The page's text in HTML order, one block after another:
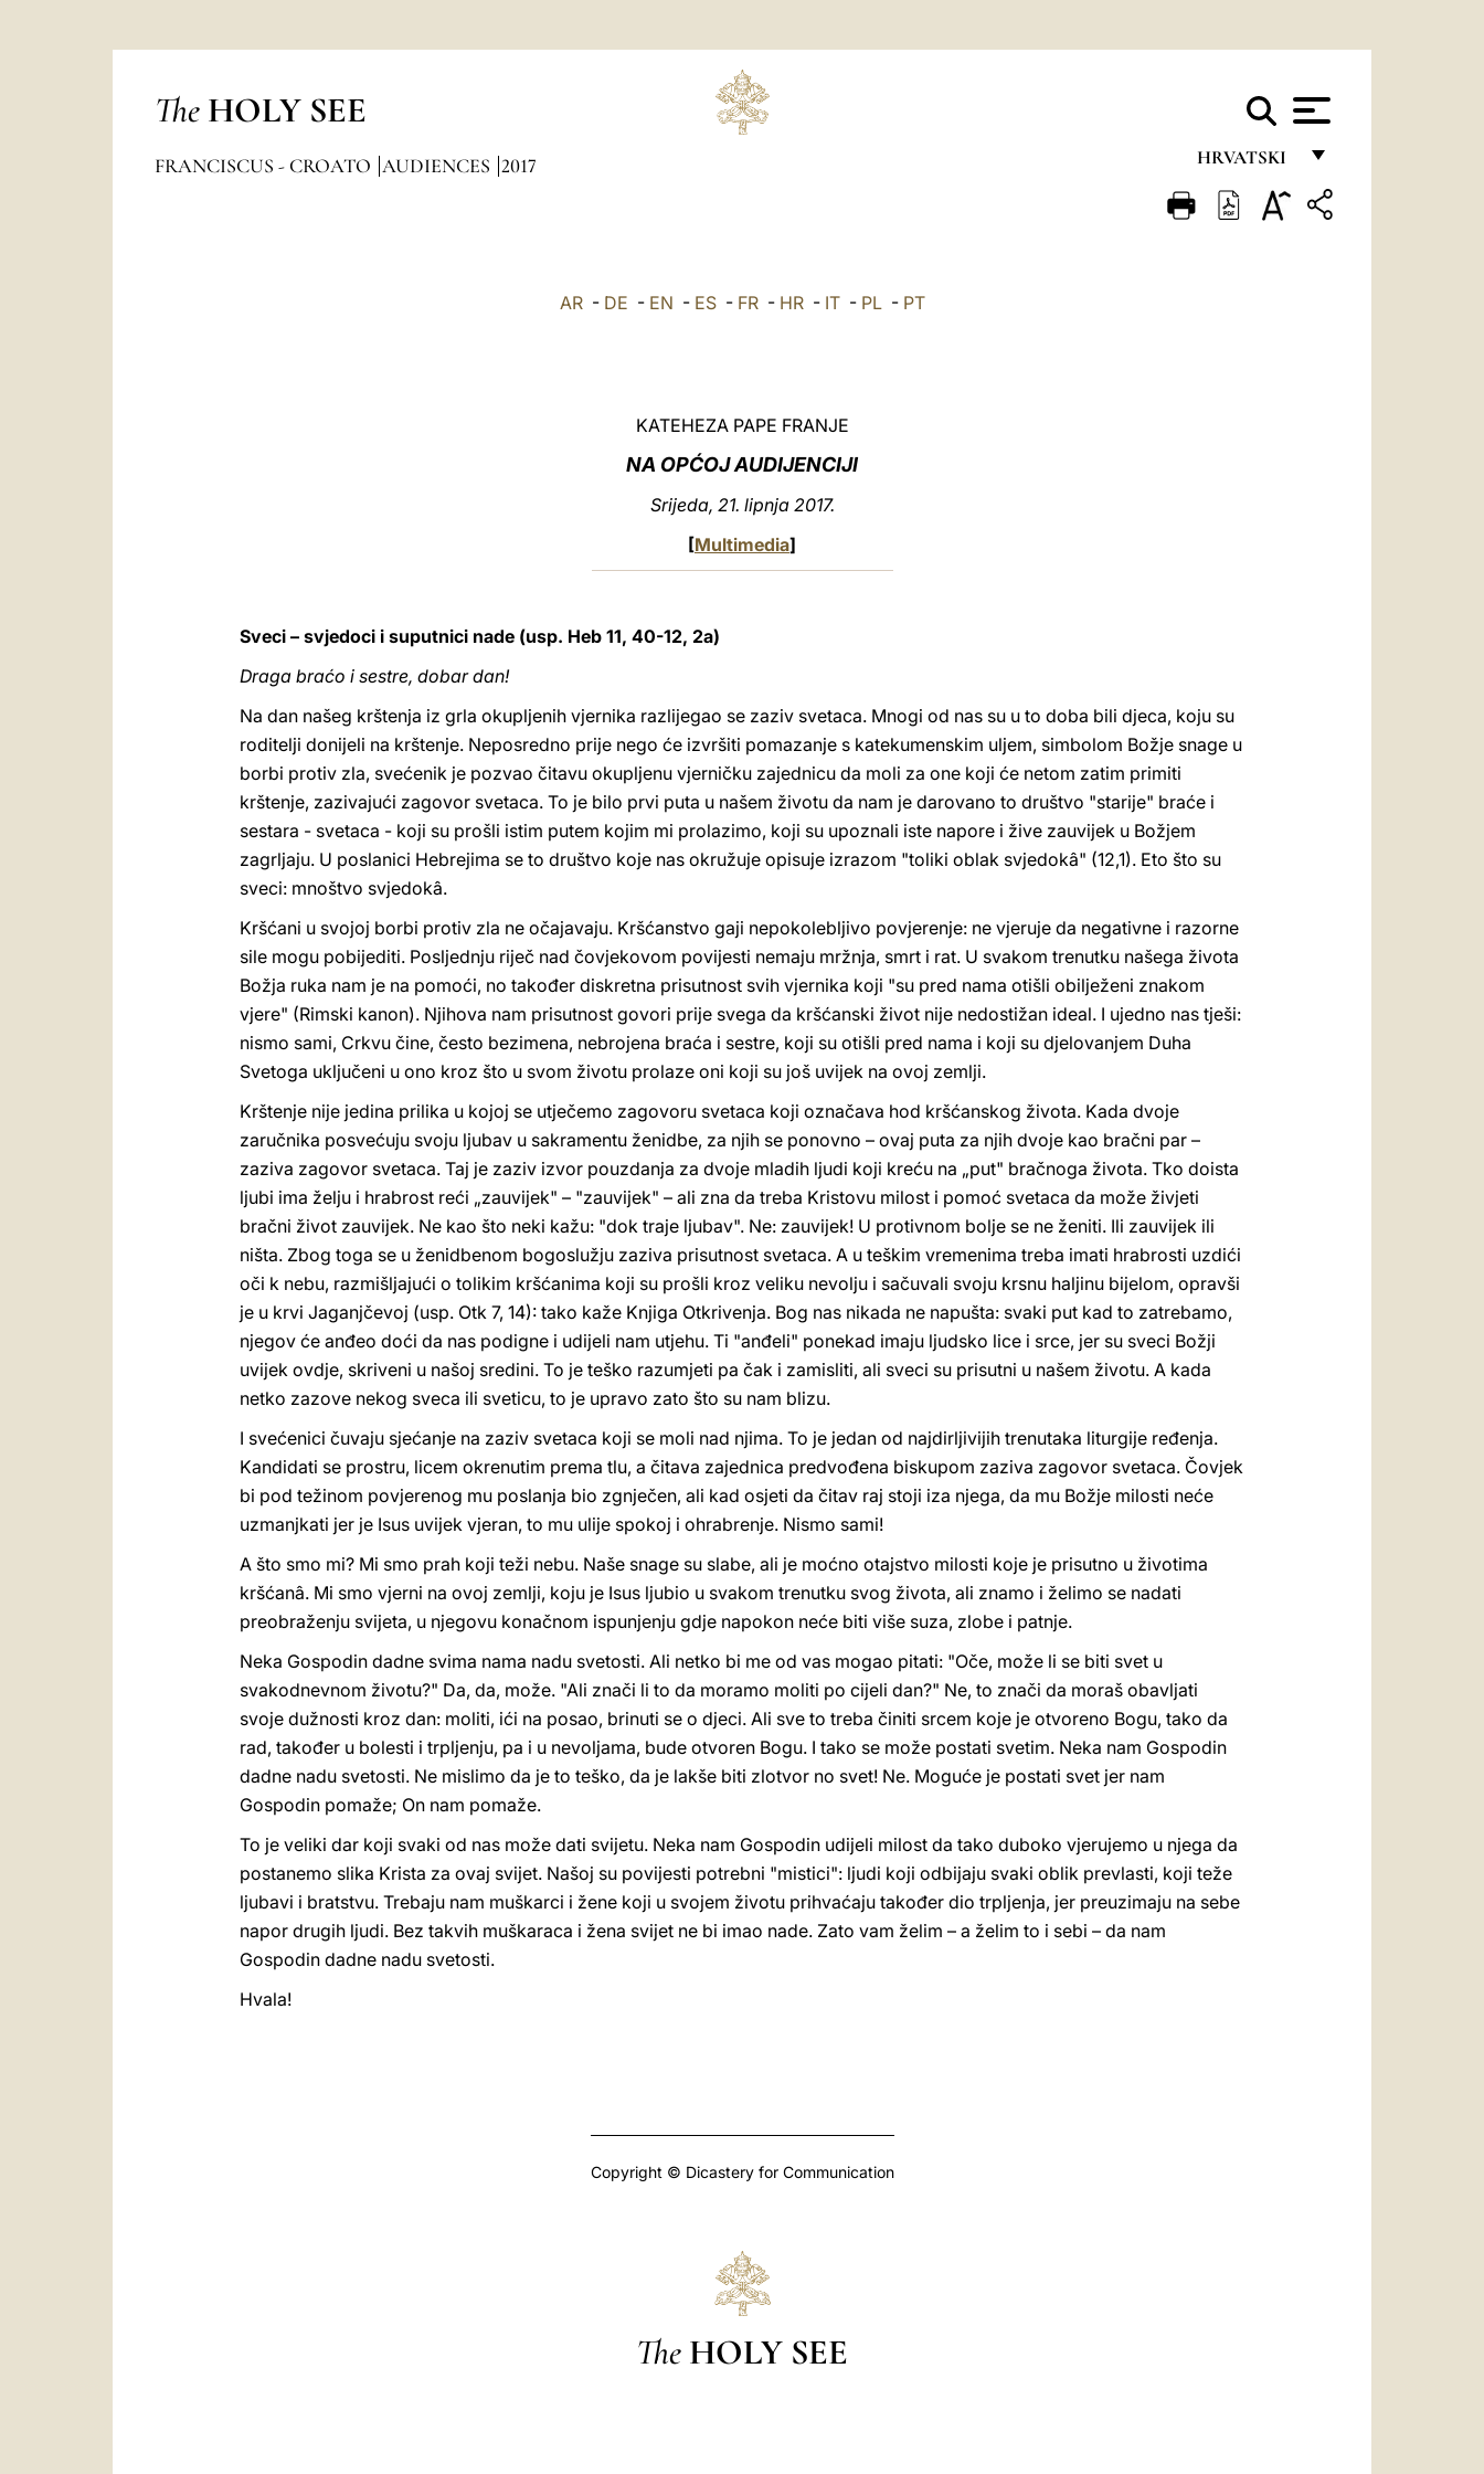
The HOLY SEE
HRVATSKI
FRANÇAIS
FRANCISCUS - CROATO AUDIENCES 2017
AR- DE - EN - ES- FR- HR- IT- PL- PT
KATEHEZA PAPE FRANJE
NA OPĆOJ AUDIJENCIJI
Srijeda, 21. lipnja 2017.
[Multimedia]
Sveci – svjedoci i suputnici nade (usp. Heb 11, 40-12, 2a)
Draga braćo i sestre, dobar dan!
Na dan našeg krštenja iz grla okupljenih vjernika razlijegao se zaziv svetaca. Mnogi od nas su u to doba bili djeca, koju su
roditelji donijeli na krštenje. Neposredno prije nego će izvršiti pomazanje s katekumenskim uljem, simbolom Božje snage u
borbi protiv zla, svećenik je pozvao čitavu okupljenu vjerničku zajednicu da moli za one koji će netom zatim primiti
krštenje, zazivajući zagovor svetaca. To je bilo prvi puta u našem životu da nam je darovano to društvo "starije" braće i
sestara - svetaca - koji su prošli istim putem kojim mi prolazimo, koji su upoznali iste napore i žive zauvijek u Božjem
zagrljaju. U poslanici Hebrejima se to društvo koje nas okružuje opisuje izrazom "toliki oblak svjedokâ" (12,1). Eto što su
sveci: mnoštvo svjedokâ.
Kršćani u svojoj borbi protiv zla ne očajavaju. Kršćanstvo gaji nepokolebljivo povjerenje: ne vjeruje da negativne i razorne
sile mogu pobijediti. Posljednju riječ nad čovjekovom povijesti nemaju mržnja, smrt i rat. U svakom trenutku našega života
Božja ruka nam je na pomoći, no također diskretna prisutnost svih vjernika koji "su pred nama otišli obilježeni znakom
vjere" (Rimski kanon). Njihova nam prisutnost govori prije svega da kršćanski život nije nedostižan ideal. I ujedno nas tješi:
nismo sami, Crkvu čine, često bezimena, nebrojena braća i sestre, koji su otišli pred nama i koji su djelovanjem Duha
Svetoga uključeni u ono kroz što u svom životu prolaze oni koji su još uvijek na ovoj zemlji.
Krštenje nije jedina prilika u kojoj se utječemo zagovoru svetaca koji označava hod kršćanskog života. Kada dvoje
zaručnika posvećuju svoju ljubav u sakramentu ženidbe, za njih se ponovno – ovaj puta za njih dvoje kao bračni par –
zaziva zagovor svetaca. Taj je zaziv izvor pouzdanja za dvoje mladih ljudi koji kreću na „put" bračnoga života. Tko doista
ljubi ima želju i hrabrost reći „zauvijek" – "zauvijek" – ali zna da treba Kristovu milost i pomoć svetaca da može živjeti
bračni život zauvijek. Ne kao što neki kažu: "dok traje ljubav". Ne: zauvijek! U protivnom bolje se ne ženiti. Ili zauvijek ili
ništa. Zbog toga se u ženidbenom bogoslužju zaziva prisutnost svetaca. A u teškim vremenima treba imati hrabrosti uzdići
oči k nebu, razmišljajući o tolikim kršćanima koji su prošli kroz veliku nevolju i sačuvali svoju krsnu haljinu bijelom, opravši
je u krvi Jaganjčevoj (usp. Otk 7, 14): tako kaže Knjiga Otkrivenja. Bog nas nikada ne napušta: svaki put kad to zatrebamo,
njegov će anđeo doći da nas podigne i udijeli nam utjehu. Ti "anđeli" ponekad imaju ljudsko lice i srce, jer su sveci Božji
uvijek ovdje, skriveni u našoj sredini. To je teško razumjeti pa čak i zamisliti, ali sveci su prisutni u našem životu. A kada
netko zazove nekog sveca ili sveticu, to je upravo zato što su nam blizu.
I svećenici čuvaju sjećanje na zaziv svetaca koji se moli nad njima. To je jedan od najdirljivijih trenutaka liturgije ređenja.
Kandidati se prostru, licem okrenutim prema tlu, a čitava zajednica predvođena biskupom zaziva zagovor svetaca. Čovjek
bi pod težinom povjerenog mu poslanja bio zgnječen, ali kad osjeti da čitav raj stoji iza njega, da mu Božje milosti neće
uzmanjkati jer je Isus uvijek vjeran, to mu ulije spokoj i ohrabrenje. Nismo sami!
A što smo mi? Mi smo prah koji teži nebu. Naše snage su slabe, ali je moćno otajstvo milosti koje je prisutno u životima
kršćanâ. Mi smo vjerni na ovoj zemlji, koju je Isus ljubio u svakom trenutku svog života, ali znamo i želimo se nadati
preobraženju svijeta, u njegovu konačnom ispunjenju gdje napokon neće biti više suza, zlobe i patnje.
Neka Gospodin dadne svima nama nadu svetosti. Ali netko bi me od vas mogao pitati: "Oče, može li se biti svet u
svakodnevnom životu?" Da, da, može. "Ali znači li to da moramo moliti po cijeli dan?" Ne, to znači da moraš obavljati
svoje dužnosti kroz dan: moliti, ići na posao, brinuti se o djeci. Ali sve to treba činiti srcem koje je otvoreno Bogu, tako da
rad, također u bolesti i trpljenju, pa i u nevoljama, bude otvoren Bogu. I tako se može postati svetim. Neka nam Gospodin
dadne nadu svetosti. Ne mislimo da je to teško, da je lakše biti zlotvor no svet! Ne. Moguće je postati svet jer nam
Gospodin pomaže; On nam pomaže.
To je veliki dar koji svaki od nas može dati svijetu. Neka nam Gospodin udijeli milost da tako duboko vjerujemo u njega da
postanemo slika Krista za ovaj svijet. Našoj su povijesti potrebni "mistici": ljudi koji odbijaju svaki oblik prevlasti, koji teže
ljubavi i bratstvu. Trebaju nam muškarci i žene koji u svojem životu prihvaćaju također dio trpljenja, jer preuzimaju na sebe
napor drugih ljudi. Bez takvih muškaraca i žena svijet ne bi imao nade. Zato vam želim – a želim to i sebi – da nam
Gospodin dadne nadu svetosti.
Hvala!
Copyright © Dicastery for Communication
The HOLY SEE